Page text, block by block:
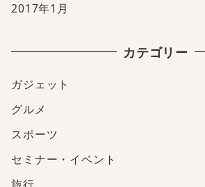
2017年1月
カテゴリー
ガジェット
グルメ
スポーツ
セミナー・イベント